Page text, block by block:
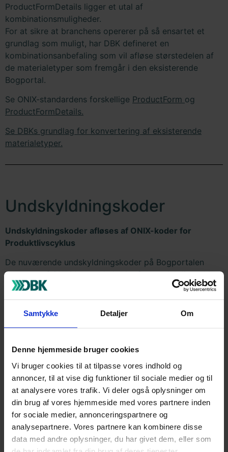
Samtykke Detaljer Om
Denne hjemmeside bruger cookies
Vi bruger cookies til at tilpasse vores indhold og
annoncer, til at vise dig funktioner til sociale medier og til
at analysere vores trafik. Vi deler også oplysninger om
din brug af vores hjemmeside med vores partnere inden
for sociale medier, annonceringspartnere og
analysepartnere. Vores partnere kan kombinere disse
data med andre oplysninger, du har givet dem, eller som
ProductFormDetails ligger et utal af
kombinationsmuligheder.
For at sikre at branchens opererer på så ensartet et
grundlag som muligt, har DBK defineret en
kombinationsanbefaling som vil afløse størstedelen af
de materialetyper som fremgår i den eksisterende
Bogportal.
Se ONIX-standardens forskellige ProductForm og
ProductFormDetails.
Se DBKs grundlag for konvertering af eksisterende
materialetyper.
Undskyldningskoder
Undskyldningskoder afløses af ONIX-koder for
Produktlivscyklus
De nuværende undskyldningskoder på Bogportalen
erstattes af ONIX-baserede koder for produktlivscyklus.
I ONIX beskrives et produkts tilgængelighed og
MarketPublishingStatus
Kombinationen af disse to felter erstatter de
eksisterende undskyldningskoder og danner grundlag
for produktets livscyklus på Bogportalen.
For at sikre en ensartet anvendelse af ONIX og en fælles
standard på tværs af branchen er der defineret et fast
sæt af kombinationsmuligheder, som understøttes af
Bogportalen.